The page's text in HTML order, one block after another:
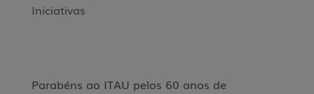
Iniciativas
Parabéns ao ITAU pelos 60 anos de